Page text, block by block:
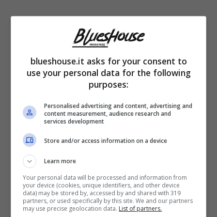
Nella sua vita, tutto avrebbe pensato di poter
fare, fatta eccezione per il cantante. A
confidarlo è stato
ai microfoni dell’ultima puntata di “Michelle
Impossible”. Esternazioni, quelle dell’ospite,
che non mancano di stridere con la carriera
blueshouse.it asks for your consent to
use your personal data for the following
purposes:
Personalised advertising and content, advertising and
content measurement, audience research and
services development
Store and/or access information on a device
Learn more
Your personal data will be processed and information from
your device (cookies, unique identifiers, and other device
data) may be stored by, accessed by and shared with 319
partners, or used specifically by this site. We and our partners
may use precise geolocation data. List of partners.